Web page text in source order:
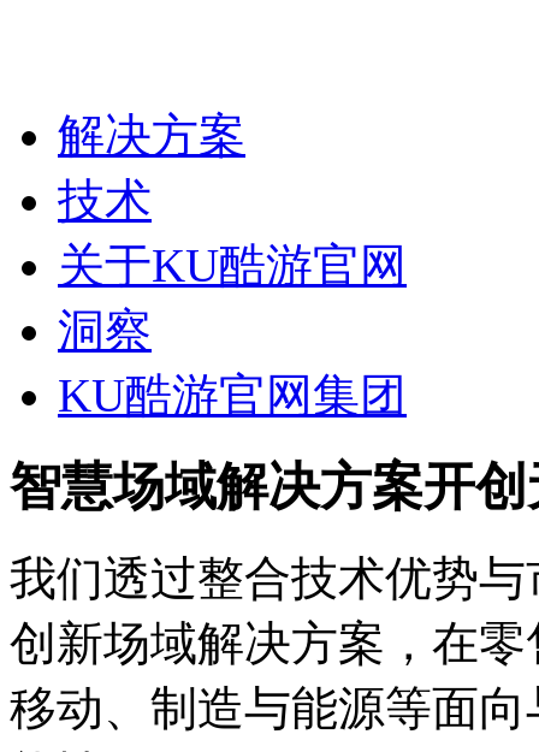
解决方案
技术
关于KU酷游官网
洞察
KU酷游官网集团
智慧场域解决方案开
我们透过整合技术优势与
创新场域解决方案，在零售
移动、制造与能源等